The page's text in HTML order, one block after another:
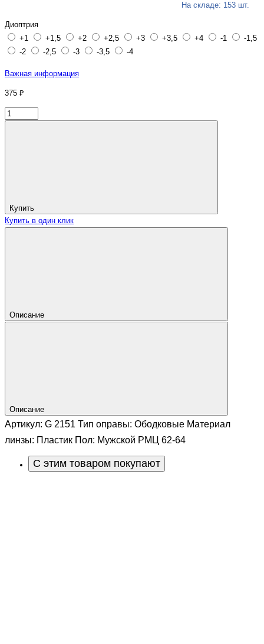
На складе: 153 шт.
Диоптрия
+1
+1,5 +2 +2,5 +3 +3,5 +4 -1
-1,5
-2
-2,5 -3 -3,5 -4
Важная информация
375 ₽
Купить
Купить в один клик
Описание
Описание
Артикул: G 2151 Тип оправы: Ободковые Материал
линзы: Пластик Пол: Мужской РМЦ 62-64
С этим товаром покупают